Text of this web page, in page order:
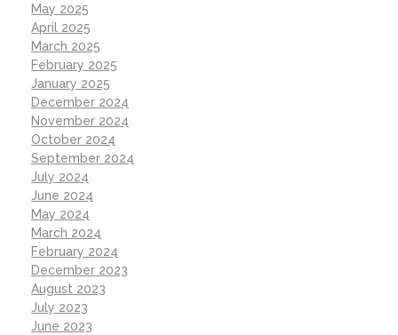
May 2025
April 2025
March 2025
February 2025
January 2025
December 2024
November 2024
October 2024
September 2024
July 2024
June 2024
May 2024
March 2024
February 2024
December 2023
August 2023
July 2023
June 2023